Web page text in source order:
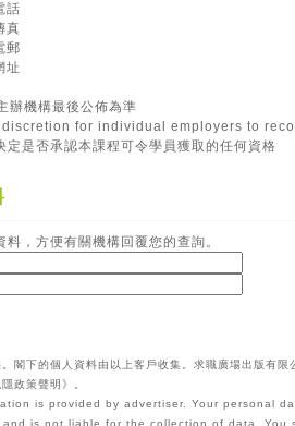
話
真
郵
址
辦機構最後公佈為準
for individual employers to
定是否承認本課程可令學員獲取的任何資格
料，方便有關機構回覆您的查詢。
閣下的個人資料由以上客戶收集。求職廣場出版有
政策聲明》。
is provided by advertiser. Your personal
is not liable for the collection of data. You